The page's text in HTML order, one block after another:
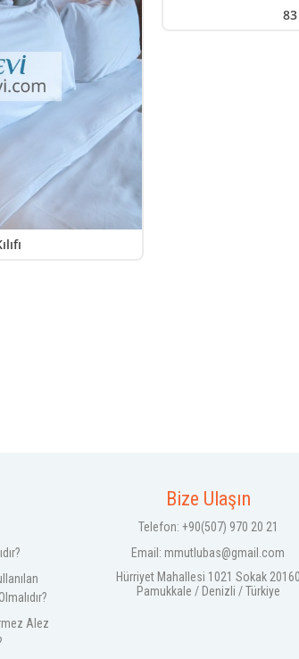
83
Alez
Bize Ulaşın
Telefon: +90(507) 970 20 21
Email: mmutlubas@gmail.com
Hürriyet Mahallesi 1021 Sokak 20160
Pamukkale / Denizli / Türkiye